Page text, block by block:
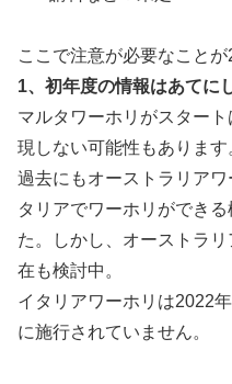
ここで注意が必要なことが
1、初年度の情報はあてに
マルタワーホリがスター
現しない可能性もあります
過去にもオーストラリア
タリアでワーホリができ
た。しかし、オーストラ
在も検討中。
イタリアワーホリは2022
に施行されていません。